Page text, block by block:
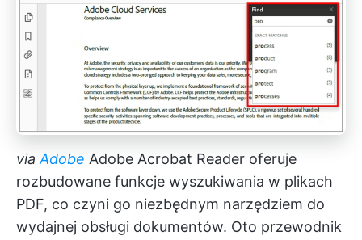
via Adobe Adobe Acrobat Reader oferuje
rozbudowane funkcje wyszukiwania w plikach
PDF, co czyni go niezbędnym narzędziem do
wydajnej obsługi dokumentów. Oto przewodnik